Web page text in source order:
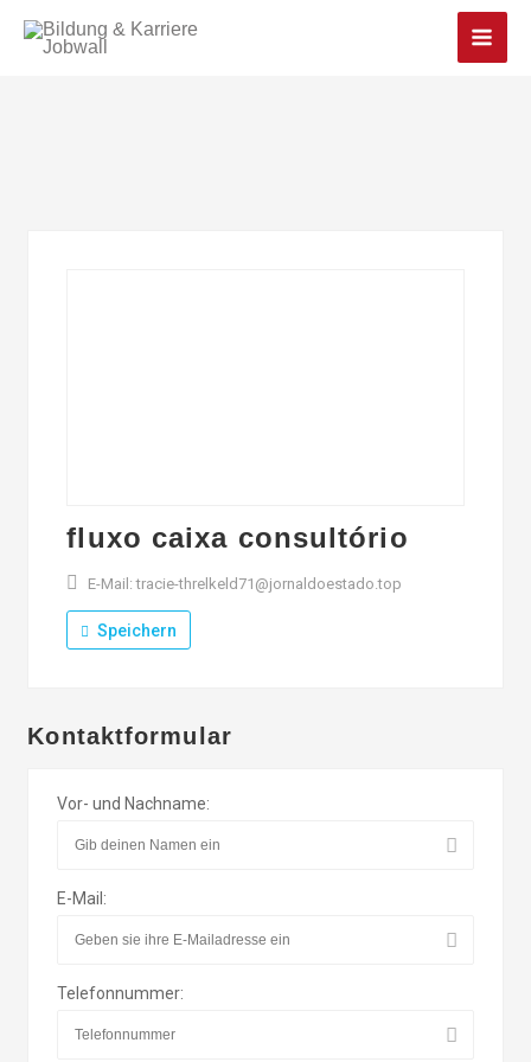
Main
fluxo caixa consultório
E-Mail: tracie-threlkeld71@jornaldoestado.top
Speichern
Kontaktformular
Vor- und Nachname:
E-Mail:
Telefonnummer: